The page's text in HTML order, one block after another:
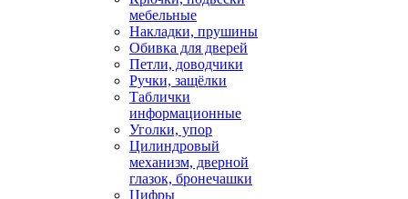
мебельные
Накладки, прушины
Обивка для дверей
Петли, доводчики
Ручки, защёлки
Таблички
информационные
Уголки, упор
Цилиндровый
механизм, дверной
глазок, бронечашки
Цифры